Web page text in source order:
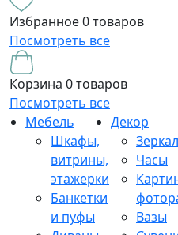
Избранное0 товаров
Посмотреть все
Корзина 0 товаров
Посмотреть все
Мебель
Шкафы,
витрины,
этажерки
Банкетки
и пуфы
Декор
Часы
Вазы